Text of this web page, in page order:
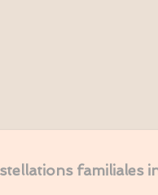
familiales